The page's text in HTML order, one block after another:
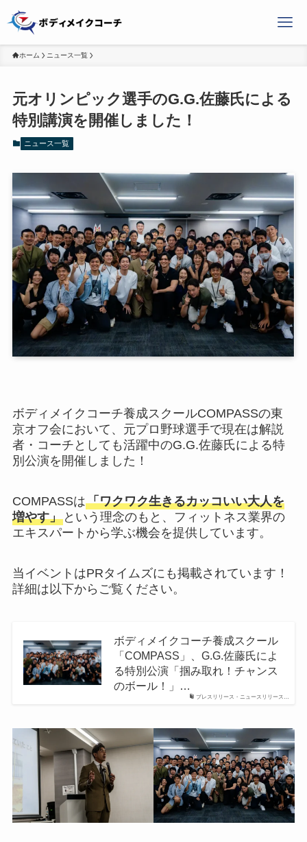
ホーム ニュース一覧
元オリンピック選手のG.G.佐藤氏による
特別講演を開催しました！
ニュース一覧
ボディメイクコーチ養成スクールCOMPASSの東
京オフ会において、元プロ野球選手で現在は解説
者・コーチとしても活躍中のG.G.佐藤氏による特
別公演を開催しました！
COMPASSは「ワクワク生きるカッコいい大人を
増やす」という理念のもと、フィットネス業界の
エキスパートから学ぶ機会を提供しています。
当イベントはPRタイムズにも掲載されています！
詳細は以下からご覧ください。
プレスリリース・ニュースリリース…
ボディメイクコーチ養成スクール
「COMPASS」、G.G.佐藤氏によ
る特別公演「掴み取れ！チャンス
のボール！」…